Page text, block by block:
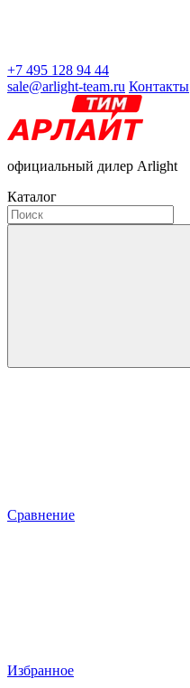
+7 495 128 94 44
sale@arlight-team.ru Контакты
официальный дилер Arlight
Каталог
Сравнение
Избранное